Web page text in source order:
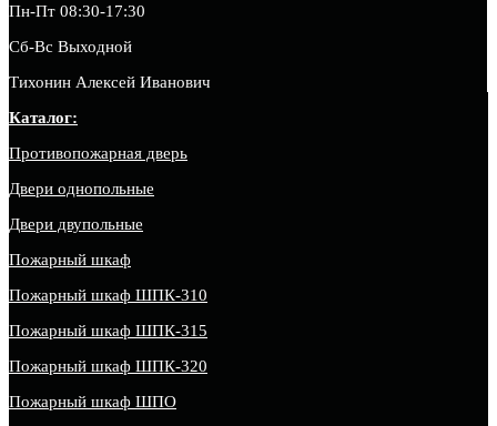
Пн-Пт 08:30-17:30
Сб-Вс Выходной
Тихонин Алексей Иванович
Каталог:
Противопожарная дверь
Двери однопольные
Двери двупольные
Пожарный шкаф
Пожарный шкаф ШПК-310
Пожарный шкаф ШПК-315
Пожарный шкаф ШПК-320
Пожарный шкаф ШПО